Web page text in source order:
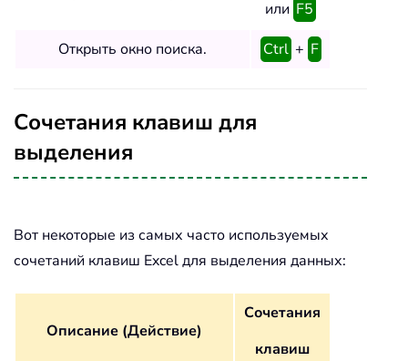
или F5
Открыть окно поиска.
Ctrl + F
Сочетания клавиш для
выделения
Вот некоторые из самых часто используемых
сочетаний клавиш Excel для выделения данных:
Описание (Действие)
Сочетания
клавиш